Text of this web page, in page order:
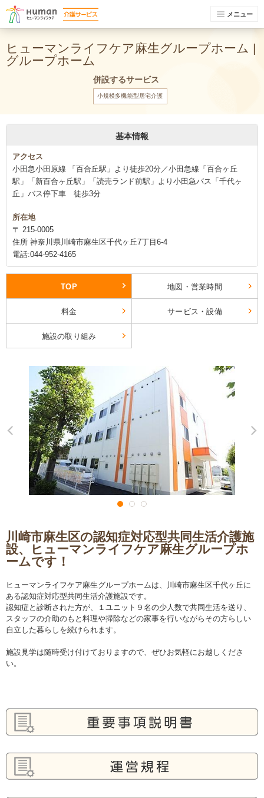
メニュー
ヒューマンライフケア麻生グループホーム |
グループホーム
併設するサービス
小規模多機能型居宅介護
基本情報
アクセス
小田急小田原線 「百合丘駅」より徒歩20分／小田急線「百合ヶ丘
駅」「新百合ヶ丘駅」「読売ランド前駅」より小田急バス「千代ヶ
丘」バス停下車 徒歩3分
所在地
〒 215-0005
住所 神奈川県川崎市麻生区千代ヶ丘7丁目6-4
電話:044-952-4165
TOP 地図・営業時間
料金 サービス・設備
施設の取り組み
川崎市麻生区の認知症対応型共同生活介護施
設、ヒューマンライフケア麻生グループホ
ームです！
ヒューマンライフケア麻生グループホームは、川崎市麻生区千代ヶ丘に
ある認知症対応型共同生活介護施設です。
認知症と診断された方が、１ユニット９名の少人数で共同生活を送り、
スタッフの介助のもと料理や掃除などの家事を行いながらその方らしい
自立した暮らしを続けられます。
施設見学は随時受け付けておりますので、ぜひお気軽にお越しくださ
い。